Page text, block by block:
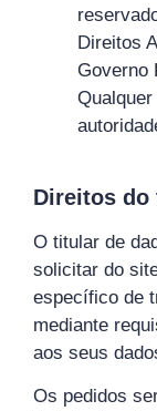
Direitos
Governo
Direitos do
O titular de
solicitar do
específico de
mediante
aos seus
Os pedidos